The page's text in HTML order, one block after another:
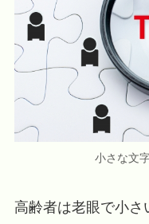
小さな文
高齢者は老眼で小